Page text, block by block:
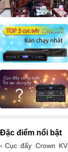
Đặc điểm nổi bật
Cục đẩy Crown